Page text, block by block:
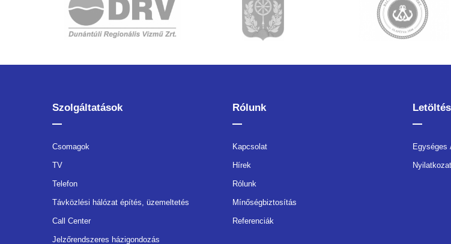
Szolgáltatások
Csomagok
TV
Telefon
Távközlési hálózat építés, üzemeltetés
Call Center
Jelzőrendszeres házigondozás
Rólunk
Kapcsolat
Hírek
Rólunk
Mínőségbiztosítás
Referenciák
Egységes